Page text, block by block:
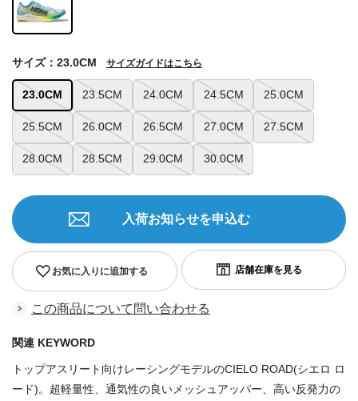
23.0CM 23.5CM 24.0CM 24.5CM 25.0CM
25.5CM 26.0CM 26.5CM 27.0CM 27.5CM
28.0CM 28.5CM 29.0CM 30.0CM
サイズ：23.0CM サイズガイドはこちら
お気に入りに追加する
入荷お知らせを申込む
この商品について問い合わせる
関連 KEYWORD
トップアスリート向けレーシングモデルのCIELO ROAD(シエロ ロ
ード)。超軽量性、通気性の良いメッシュアッパー、高い反発力の